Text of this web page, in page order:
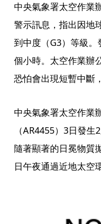
中央氣象署太空作業
警示訊息，指出因地
到中度（G3）等級
個小時。太空作業辦
恐怕會出現短暫中斷
中央氣象署太空作業
（AR4455）3日發
隨著顯著的日冕物質
日午夜通過近地太空